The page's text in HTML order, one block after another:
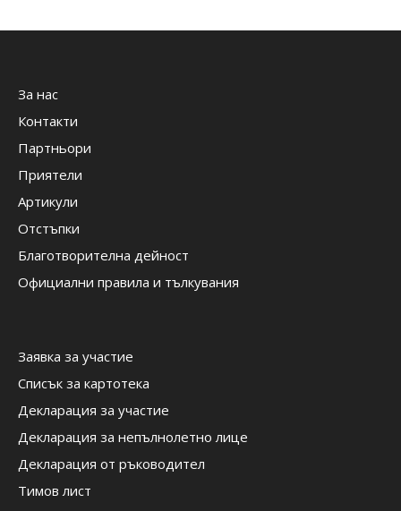
За нас
Контакти
Партньори
Приятели
Артикули
Отстъпки
Благотворителна дейност
Официални правила и тълкувания
Заявка за участие
Списък за картотека
Декларация за участие
Декларация за непълнолетно лице
Декларация от ръководител
Тимов лист